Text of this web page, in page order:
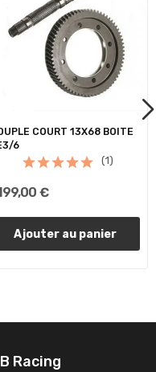
COURT 13X68 BOITE
6
(1)
€
Ajouter au panier
Racing